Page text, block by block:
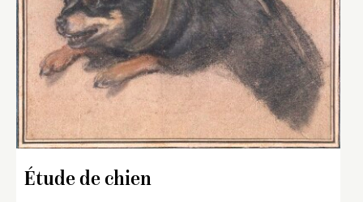
Étude de chien